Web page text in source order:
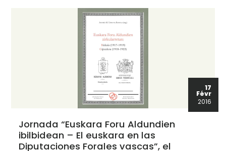
17
Févr
2016
Jornada “Euskara Foru Aldundien
ibilbidean – El euskara en las
Diputaciones Forales vascas”, el